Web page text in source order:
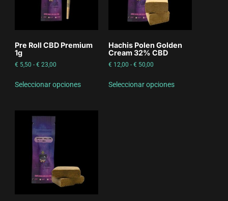
Pre Roll CBD Premium
1g
€ 5,50 - € 23,00
Seleccionar opciones
Hachis Polen Golden
Cream 32% CBD
€ 12,00 - € 50,00
Seleccionar opciones